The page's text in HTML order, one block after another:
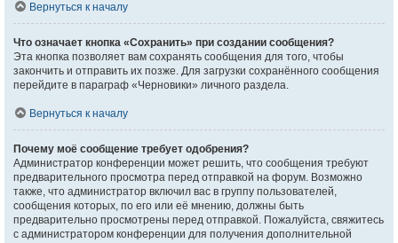
Вернуться к началу
Что означает кнопка «Сохранить» при создании сообщения?
Эта кнопка позволяет вам сохранять сообщения для того, чтобы
закончить и отправить их позже. Для загрузки сохранённого сообщения
перейдите в параграф «Черновики» личного раздела.
Вернуться к началу
Почему моё сообщение требует одобрения?
Администратор конференции может решить, что сообщения требуют
предварительного просмотра перед отправкой на форум. Возможно
также, что администратор включил вас в группу пользователей,
сообщения которых, по его или её мнению, должны быть
предварительно просмотрены перед отправкой. Пожалуйста, свяжитесь
с администратором конференции для получения дополнительной